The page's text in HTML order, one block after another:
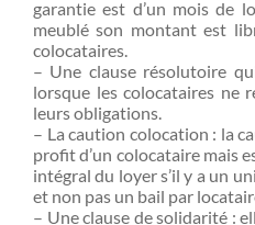
garantie est d’un mois de
meublé son montant est
colocataires.
– Une clause résolutoire
lorsque les colocataires ne
leurs obligations.
– La caution colocation : la
profit d’un colocataire mais
intégral du loyer s’il y a un
et non pas un bail par
– Une clause de solidarité :